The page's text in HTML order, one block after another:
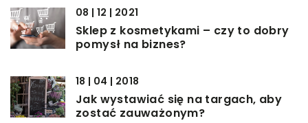
08 | 12 | 2021
Sklep z kosmetykami – czy to dobry
pomysł na biznes?
18 | 04 | 2018
Jak wystawiać się na targach, aby
zostać zauważonym?